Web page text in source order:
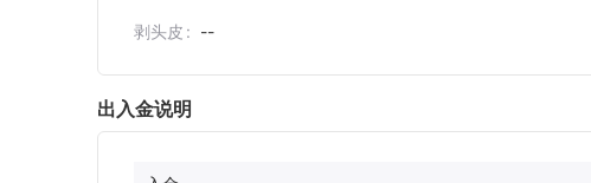
剥头皮 --
出入金说明